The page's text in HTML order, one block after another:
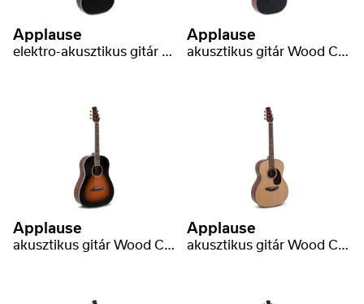
Applause
elektro-akusztikus gitár Wood Classics AED96-5HG Black Gloss Electro
Applause
akusztikus gitár Wood Classics AAT96-4S Travel
Applause
akusztikus gitár Wood Classics AAS96-1 Dreadnought Slope Shoulder
Applause
akusztikus gitár Wood Classics AAO96-4 Orchestra Model Natural